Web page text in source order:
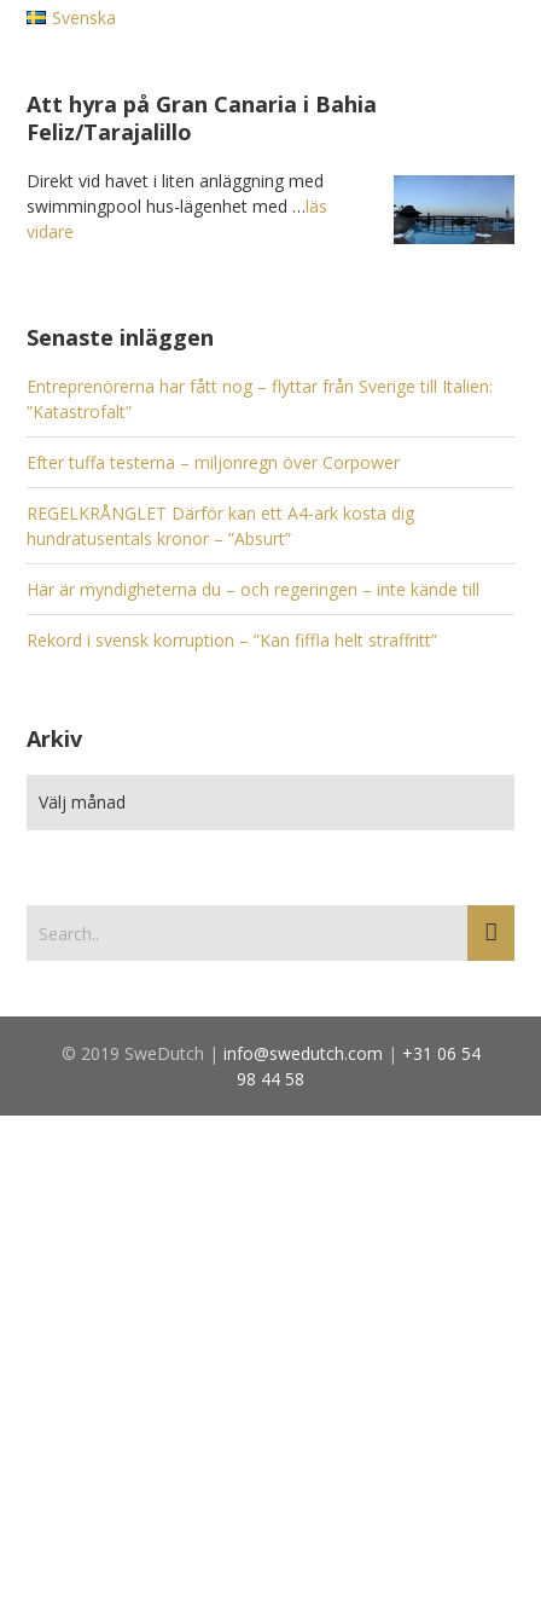
Svenska
Att hyra på Gran Canaria i Bahia
Feliz/Tarajalillo
Direkt vid havet i liten anläggning med
swimmingpool hus-lägenhet med …läs
vidare
Senaste inläggen
Entreprenörerna har fått nog – flyttar från Sverige till Italien:
”Katastrofalt”
Efter tuffa testerna – miljonregn över Corpower
REGELKRÅNGLET Därför kan ett A4-ark kosta dig
hundratusentals kronor – ”Absurt”
Här är myndigheterna du – och regeringen – inte kände till
Rekord i svensk korruption – ”Kan fiffla helt straffritt”
Arkiv
© 2019 SweDutch | info@swedutch.com | +31 06 54
98 44 58